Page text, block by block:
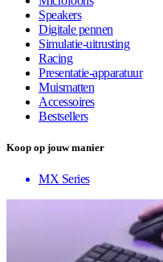
Speakers
Digitale pennen
Simulatie-uitrusting
Racing
Presentatie-apparatuur
Muismatten
Accessoires
Bestsellers
Koop op jouw manier
MX Series